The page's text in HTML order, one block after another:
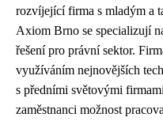
rozvíjející firma s mladým a
Axiom Brno se specializují
řešení pro právní sektor.
využíváním nejnovějších
s předními světovými
zaměstnanci možnost